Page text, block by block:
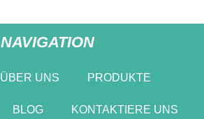
NAVIGATION
ÜBER UNS PRODUKTE
BLOG KONTAKTIERE UNS